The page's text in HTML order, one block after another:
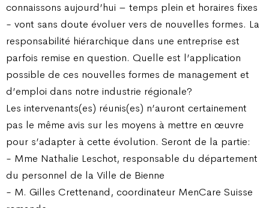
connaissons aujourd’hui – temps plein et horaires fixes
- vont sans doute évoluer vers de nouvelles formes. La
responsabilité hiérarchique dans une entreprise est
parfois remise en question. Quelle est l’application
possible de ces nouvelles formes de management et
d’emploi dans notre industrie régionale?
Les intervenants(es) réunis(es) n’auront certainement
pas le même avis sur les moyens à mettre en œuvre
pour s’adapter à cette évolution. Seront de la partie:
- Mme Nathalie Leschot, responsable du département
du personnel de la Ville de Bienne
- M. Gilles Crettenand, coordinateur MenCare Suisse